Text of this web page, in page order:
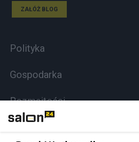
ZAŁÓŻ BLOG
Polityka
Gospodarka
Rozmaitości